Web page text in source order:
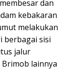
dan
kebakaran
melakukan
berbagai sisi
jalur
lainnya